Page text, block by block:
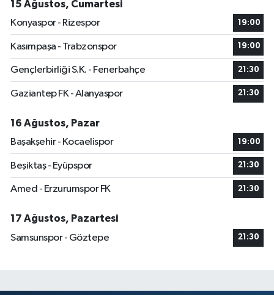
15 Ağustos, Cumartesi
Konyaspor - Rizespor
19:00
Kasımpaşa - Trabzonspor 19:00
Gençlerbirliği S.K. - Fenerbahçe 21:30
Gaziantep FK - Alanyaspor 21:30
16 Ağustos, Pazar
Başakşehir - Kocaelispor
19:00
Beşiktaş - Eyüpspor 21:30
Amed - Erzurumspor FK 21:30
17 Ağustos, Pazartesi
Samsunspor - Göztepe
21:30